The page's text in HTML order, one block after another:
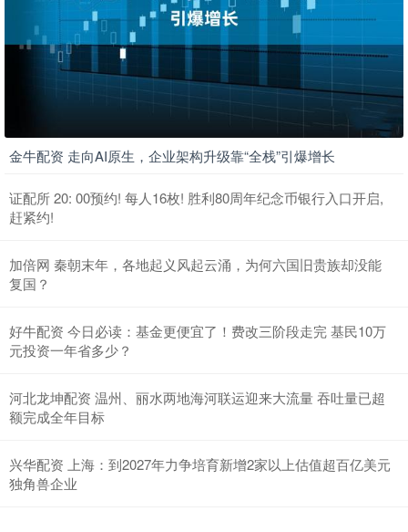
金牛配资 走向AI原生，企业架构升级靠“全栈”引爆增长
证配所 20: 00预约! 每人16枚! 胜利80周年纪念币银行入口开启,
赶紧约!
加倍网 秦朝末年，各地起义风起云涌，为何六国旧贵族却没能
复国？
好牛配资 今日必读：基金更便宜了！费改三阶段走完 基民10万
元投资一年省多少？
河北龙坤配资 温州、丽水两地海河联运迎来大流量 吞吐量已超
额完成全年目标
兴华配资 上海：到2027年力争培育新增2家以上估值超百亿美元
独角兽企业